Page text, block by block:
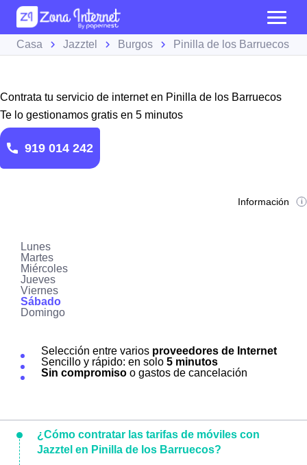
Casa Jazztel Burgos Pinilla de los Barruecos
Contrata tu servicio de internet en Pinilla de los Barruecos
Te lo gestionamos gratis en 5 minutos
919 014 242
Información
Lunes
Martes
Miércoles
Jueves
Viernes
Sábado
Domingo
Selección entre varios proveedores de Internet
Sencillo y rápido: en solo 5 minutos
Sin compromiso o gastos de cancelación
¿Cómo contratar las tarifas de móviles con
Jazztel en Pinilla de los Barruecos?